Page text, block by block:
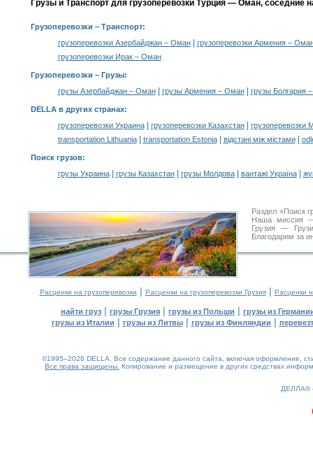
Грузы и Транспорт для грузоперевозки Турция — Оман, соседние
Грузоперевозки – Транспорт:
грузоперевозки Азербайджан – Оман|
грузоперевозки Армения –
грузоперевозки Ирак – Оман
Грузоперевозки – Грузы:
грузы Азербайджан – Оман| грузы Армения – Оман| грузы Болгария
DELLA в других странах:
грузоперевозки Украина| грузоперевозки Казахстан|
грузоперевозки
transportation Lithuania| transportation Estonia| відстані між містами|
Поиск грузов:
грузы Украина| грузы Казахстан| грузы Молдова| вантажі Україна|
Раздел «Поиск
Наша миссия —
Грузия —
Благодарим за
Расценки на грузоперевозки | Расценки на грузоперевозки Грузия| Расценки
найти груз | грузы Грузия | грузы из Польши | грузы из
грузы из Италии | грузы из Литвы| грузы из Финляндии |
©1995–2026 DELLA. Все содержание данного сайта, включая оформление,
Все права защищены. Копирование и размещение в других средствах